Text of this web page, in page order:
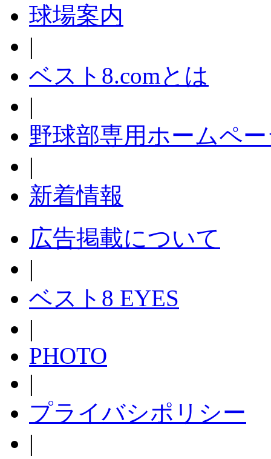
球場案内
|
ベスト8.comとは
|
野球部専用ホームペ
|
新着情報
広告掲載について
|
ベスト8 EYES
|
PHOTO
|
プライバシポリシー
|